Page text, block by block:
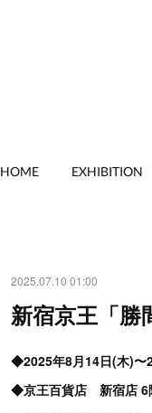
HOME EXHIBITION
2025.07.10 01:00
新宿京王「勝
◆2025年8月14日(木)〜
◆京王百貨店 新宿店 6